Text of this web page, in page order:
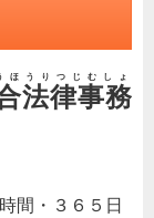
法律事務
ほうりつじむしょ
間・３６５日